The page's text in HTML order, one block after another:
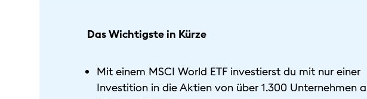
Das Wichtigste in Kürze
Mit einem MSCI World ETF investierst du mit nur einer
Investition in die Aktien von über 1.300 Unternehmen